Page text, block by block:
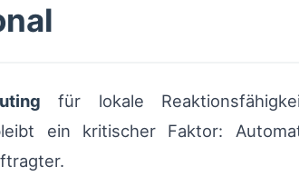
für lokale
ein kritischer Faktor: